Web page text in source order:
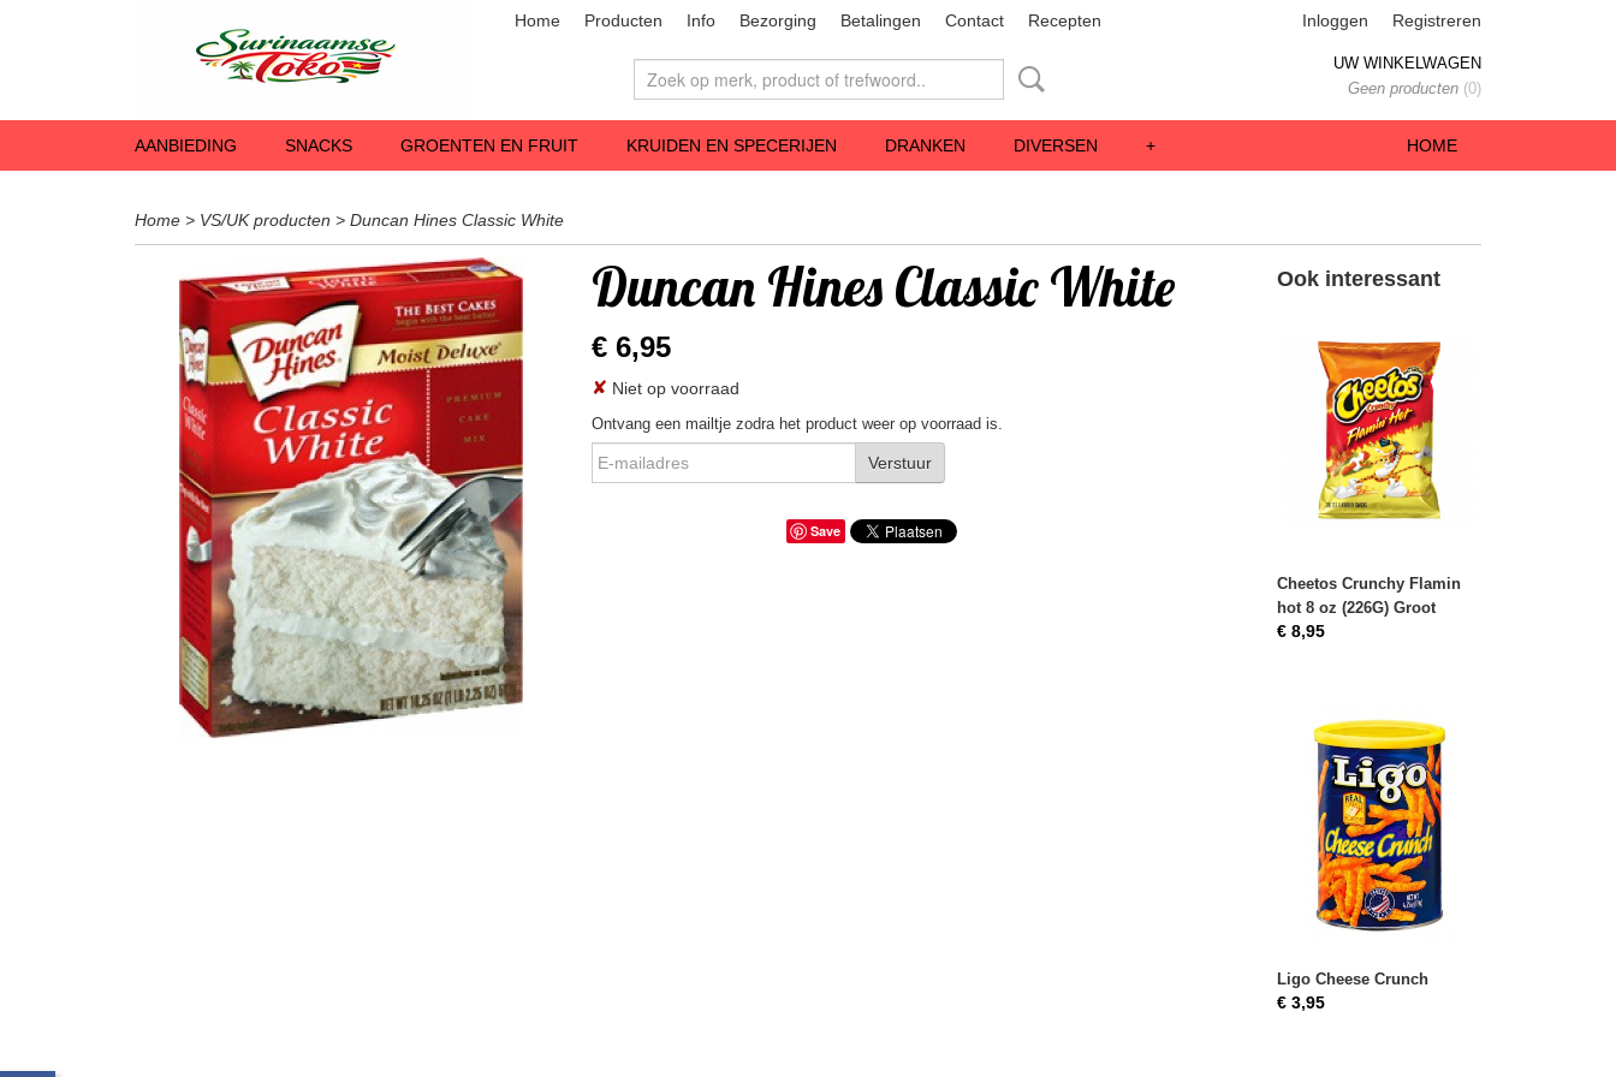
Home Producten Info Bezorging Betalingen Contact Recepten Inloggen Registreren
UW WINKELWAGEN
Geen producten (0)
HOME
AANBIEDING SNACKS GROENTEN EN FRUIT KRUIDEN EN SPECERIJEN DRANKEN DIVERSEN +
Home > VS/UK producten > Duncan Hines Classic White
Duncan Hines Classic White
€ 6,95
✘ Niet op voorraad
Ontvang een mailtje zodra het product weer op voorraad is.
Verstuur
Save
Ook interessant
Cheetos Crunchy Flamin
hot 8 oz (226G) Groot
€ 8,95
Ligo Cheese Crunch
€ 3,95